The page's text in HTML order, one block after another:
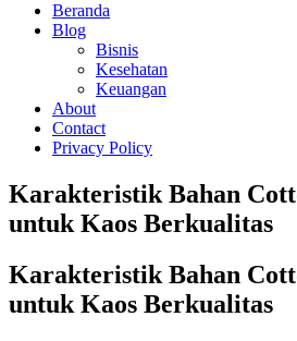
Beranda
Blog
Bisnis
Kesehatan
Keuangan
About
Contact
Privacy Policy
Karakteristik Bahan
untuk Kaos Berkualitas
Karakteristik Bahan
untuk Kaos Berkualitas